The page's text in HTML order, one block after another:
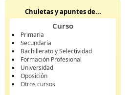
Chuletas y apuntes de...
Curso
Primaria
Secundaria
Bachillerato y Selectividad
Formación Profesional
Universidad
Oposición
Otros cursos